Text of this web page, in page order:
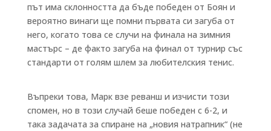
път има склонността да бъде победен от Боян и
вероятно винаги ще помни първата си загуба от
него, когато това се случи на финала на зимния
мастърс – де факто загуба на финал от турнир със
стандарти от голям шлем за любителския тенис.
Въпреки това, Марк взе реванш и изчисти този
спомен, но в този случай беше победен с 6-2, и
така задачата за спиране на „новия натрапник“ (не